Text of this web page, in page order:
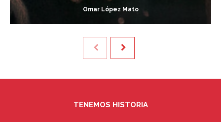
Omar López Mato
TENEMOS HISTORIA